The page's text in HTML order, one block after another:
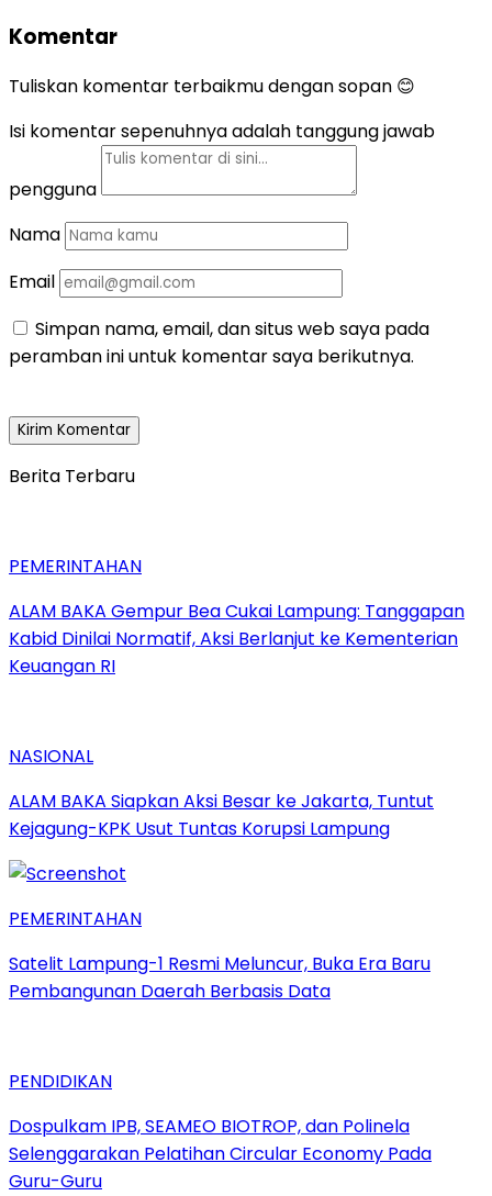
Komentar
Tuliskan komentar terbaikmu dengan sopan 😊
Isi komentar sepenuhnya adalah tanggung jawab
pengguna
Nama
Email
Simpan nama, email, dan situs web saya pada
peramban ini untuk komentar saya berikutnya.
Berita Terbaru
PEMERINTAHAN
ALAM BAKA Gempur Bea Cukai Lampung: Tanggapan
Kabid Dinilai Normatif, Aksi Berlanjut ke Kementerian
Keuangan RI
NASIONAL
ALAM BAKA Siapkan Aksi Besar ke Jakarta, Tuntut
Kejagung-KPK Usut Tuntas Korupsi Lampung
PEMERINTAHAN
Satelit Lampung-1 Resmi Meluncur, Buka Era Baru
Pembangunan Daerah Berbasis Data
PENDIDIKAN
Dospulkam IPB, SEAMEO BIOTROP, dan Polinela
Selenggarakan Pelatihan Circular Economy Pada
Guru-Guru